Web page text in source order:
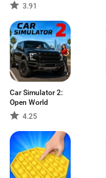
3.91
Car Simulator 2:
Open World
4.25